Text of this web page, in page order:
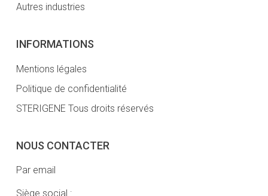
Autres industries
INFORMATIONS
Mentions légales
Politique de confidentialité
STERIGENE Tous droits réservés
NOUS CONTACTER
Par email
Siège social :